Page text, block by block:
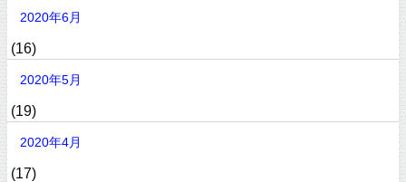
2020年6月
(16)
2020年5月
(19)
2020年4月
(17)